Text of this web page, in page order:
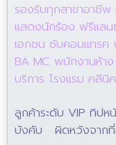
รองรับทุกสาขาอาชี
แสดงนักร้อง ฟรีแล
เอกชน ซับคอนแทรค
BA MC พนักงานห้า
บริการ โรงแรม คลี
ลูกค้าระดับ VIP ทิป
บังคับ ผิดหวังจากที่